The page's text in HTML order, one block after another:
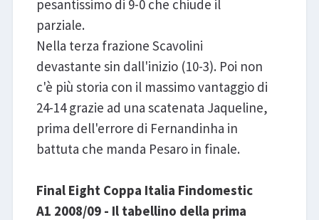
pesantissimo di 9-0 che chiude il
parziale.
Nella terza frazione Scavolini
devastante sin dall'inizio (10-3). Poi non
c'è più storia con il massimo vantaggio di
24-14 grazie ad una scatenata Jaqueline,
prima dell'errore di Fernandinha in
battuta che manda Pesaro in finale.
Final Eight Coppa Italia Findomestic
A1 2008/09 - Il tabellino della prima